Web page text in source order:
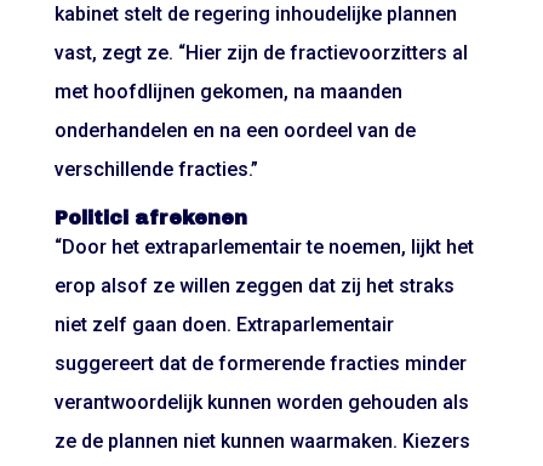
kabinet stelt de regering inhoudelijke plannen
vast, zegt ze. “Hier zijn de fractievoorzitters al
met hoofdlijnen gekomen, na maanden
onderhandelen en na een oordeel van de
verschillende fracties.”
Politici afrekenen
“Door het extraparlementair te noemen, lijkt het
erop alsof ze willen zeggen dat zij het straks
niet zelf gaan doen. Extraparlementair
suggereert dat de formerende fracties minder
verantwoordelijk kunnen worden gehouden als
ze de plannen niet kunnen waarmaken. Kiezers